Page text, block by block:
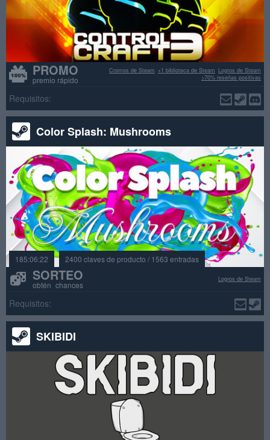
PROMO
premio rápido
Logros de Steam
+1 biblioteca de Steam
Cromos de Steam
>70% reseñas positivas
Requisitos:
Color Splash: Mushrooms
185:06:22 2400 claves de producto / 1563 entradas
SORTEO
obtén chances
Logros de Steam
Requisitos:
SKIBIDI